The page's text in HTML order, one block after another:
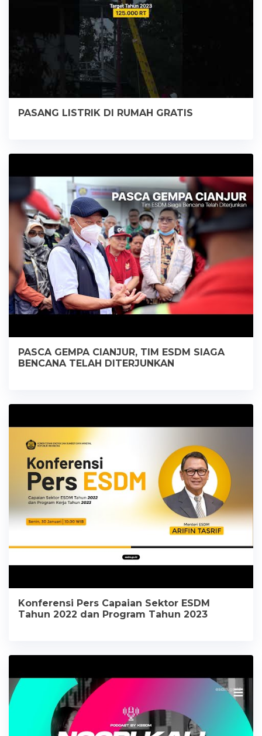
PASANG LISTRIK DI RUMAH GRATIS
PASCA GEMPA CIANJUR, TIM ESDM SIAGA
BENCANA TELAH DITERJUNKAN
Konferensi Pers Capaian Sektor ESDM
Tahun 2022 dan Program Tahun 2023